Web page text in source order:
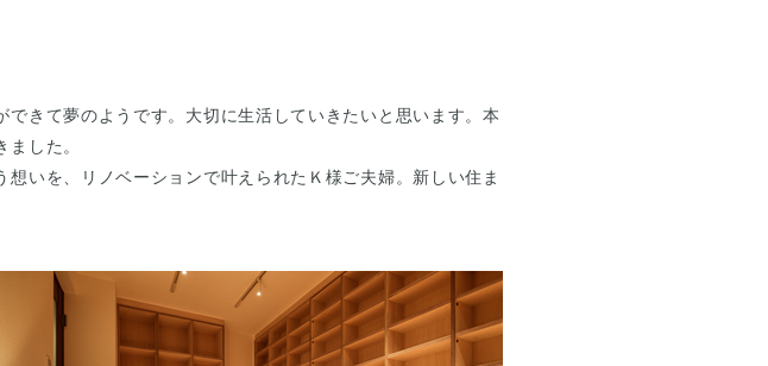
きて夢のようです。大切に生活していきたいと思います。本
した。
いを、リノベーションで叶えられたＫ様ご夫婦。新しい住ま